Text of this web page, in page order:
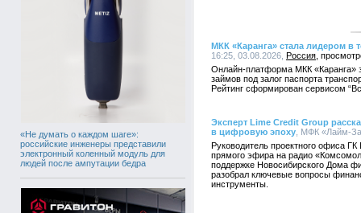
«Не думать о каждом шаге»:
российские инженеры представили
электронный коленный модуль для
людей после ампутации бедра
МКК «Каранга» стала лидером в
16:25, 03.08.2026, Россия
Онлайн-платформа МКК «Каранга»
займов под залог паспорта
Рейтинг сформирован сервисом
Эксперт Lime Credit Group
в цифровую эпоху , МФК «Лайм-
Руководитель проектного офиса
прямого эфира на радио
поддержке Новосибирского Дома
разобрал ключевые вопросы
инструменты.